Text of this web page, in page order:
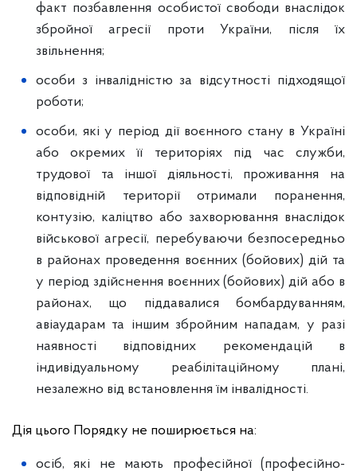
факт позбавлення особистої свободи внаслідок
збройної агресії проти України, після їх
звільнення;
особи з інвалідністю за відсутності підходящої
роботи;
особи, які у період дії воєнного стану в Україні
або окремих її територіях під час служби,
трудової та іншої діяльності, проживання на
відповідній території отримали поранення,
контузію, каліцтво або захворювання внаслідок
військової агресії, перебуваючи безпосередньо
в районах проведення воєнних (бойових) дій та
у період здійснення воєнних (бойових) дій або в
районах, що піддавалися бомбардуванням,
авіаударам та іншим збройним нападам, у разі
наявності відповідних рекомендацій в
індивідуальному реабілітаційному плані,
незалежно від встановлення їм інвалідності.
Дія цього Порядку не поширюється на:
осіб, які не мають професійної (професійно-